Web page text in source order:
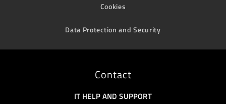
Cookies
Data Protection and Security
Contact
IT HELP AND SUPPORT